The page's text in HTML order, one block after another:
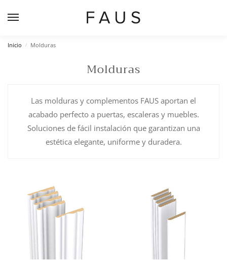
Inicio / Molduras
Molduras
Las molduras y complementos FAUS aportan el
acabado perfecto a puertas, escaleras y muebles.
Soluciones de fácil instalación que garantizan una
estética elegante, uniforme y duradera.